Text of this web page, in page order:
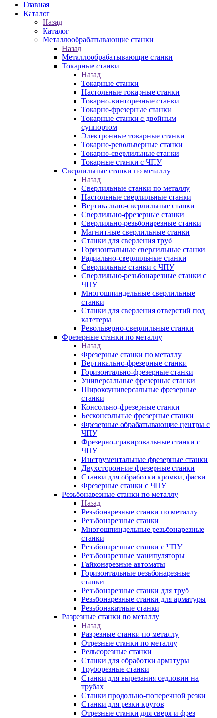
Главная
Каталог
Назад
Каталог
Металлообрабатывающие станки
Назад
Металлообрабатывающие станки
Токарные станки
Назад
Токарные станки
Настольные токарные станки
Токарно-винторезные станки
Токарно-фрезерные станки
Токарные станки с двойным
суппортом
Электронные токарные станки
Токарно-револьверные станки
Токарно-сверлильные станки
Токарные станки с ЧПУ
Сверлильные станки по металлу
Назад
Сверлильные станки по металлу
Настольные сверлильные станки
Вертикально-сверлильные станки
Сверлильно-фрезерные станки
Сверлильно-резьбонарезные станки
Магнитные сверлильные станки
Станки для сверления труб
Горизонтальные сверлильные станки
Радиально-сверлильные станки
Сверлильные станки с ЧПУ
Сверлильно-резьбонарезные станки с
ЧПУ
Многошпиндельные сверлильные
станки
Станки для сверления отверстий под
катетеры
Револьверно-сверлильные станки
Фрезерные станки по металлу
Назад
Фрезерные станки по металлу
Вертикально-фрезерные станки
Горизонтально-фрезерные станки
Универсальные фрезерные станки
Широкоуниверсальные фрезерные
станки
Консольно-фрезерные станки
Бесконсольные фрезерные станки
Фрезерные обрабатывающие центры с
ЧПУ
Фрезерно-гравировальные станки с
ЧПУ
Инструментальные фрезерные станки
Двухсторонние фрезерные станки
Станки для обработки кромки, фаски
Фрезерные станки с ЧПУ
Резьбонарезные станки по металлу
Назад
Резьбонарезные станки по металлу
Резьбонарезные станки
Многошпиндельные резьбонарезные
станки
Резьбонарезные станки с ЧПУ
Резьбонарезные манипуляторы
Гайконарезные автоматы
Горизонтальные резьбонарезные
станки
Резьбонарезные станки для труб
Резьбонарезные станки для арматуры
Резьбонакатные станки
Разрезные станки по металлу
Назад
Разрезные станки по металлу
Отрезные станки по металлу
Рельсорезные станки
Станки для обработки арматуры
Труборезные станки
Станки для вырезания седловин на
трубаx
Станки продольно-поперечной резки
Станки для резки кругов
Отрезные станки для сверл и фрез